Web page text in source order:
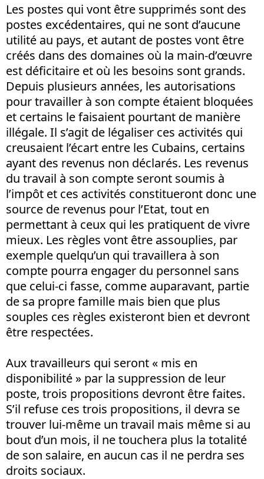
Les postes qui vont être supprimés sont des
postes excédentaires, qui ne sont d’aucune
utilité au pays, et autant de postes vont être
créés dans des domaines où la main-d’œuvre
est déficitaire et où les besoins sont grands.
Depuis plusieurs années, les autorisations
pour travailler à son compte étaient bloquées
et certains le faisaient pourtant de manière
illégale. Il s’agit de légaliser ces activités qui
creusaient l’écart entre les Cubains, certains
ayant des revenus non déclarés. Les revenus
du travail à son compte seront soumis à
l’impôt et ces activités constitueront donc une
source de revenus pour l’Etat, tout en
permettant à ceux qui les pratiquent de vivre
mieux. Les règles vont être assouplies, par
exemple quelqu’un qui travaillera à son
compte pourra engager du personnel sans
que celui-ci fasse, comme auparavant, partie
de sa propre famille mais bien que plus
souples ces règles existeront bien et devront
être respectées.
Aux travailleurs qui seront « mis en
disponibilité » par la suppression de leur
poste, trois propositions devront être faites.
S’il refuse ces trois propositions, il devra se
trouver lui-même un travail mais même si au
bout d’un mois, il ne touchera plus la totalité
de son salaire, en aucun cas il ne perdra ses
droits sociaux.